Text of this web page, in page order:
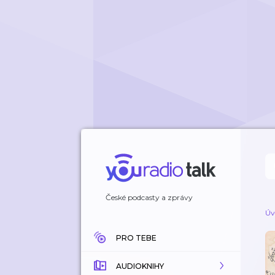
České podcasty a zprávy
PRO TEBE
AUDIOKNIHY